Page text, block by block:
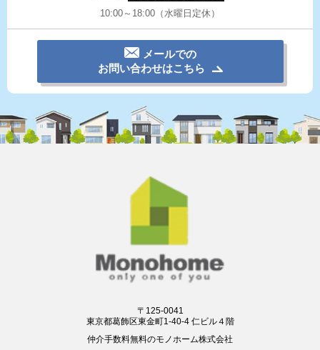
10:00～18:00（水曜日定休）
メールでの
お問い合わせはこちら
〒125-0041
東京都葛飾区東金町1-40-4 仁ビル４階
仲介手数料無料のモノホーム株式会社